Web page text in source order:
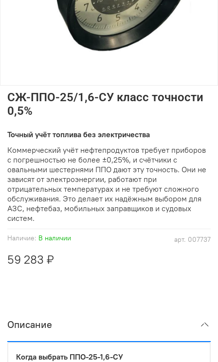
арт. 007737
Наличие: В наличии
СЖ-ППО-25/1,6-СУ класс точности
0,5%
59 283 ₽
Точный учёт топлива без электричества
Коммерческий учёт нефтепродуктов требует приборов
с погрешностью не более ±0,25%, и счётчики с
овальными шестернями ППО дают эту точность. Они не
зависят от электроэнергии, работают при
отрицательных температурах и не требуют сложного
обслуживания. Это делает их надёжным выбором для
АЗС, нефтебаз, мобильных заправщиков и судовых
систем.
Описание
Когда выбрать ППО-25-1,6-СУ